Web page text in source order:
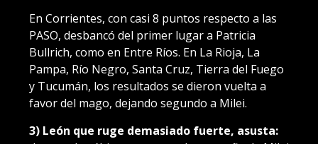
En Corrientes, con casi 8 puntos respecto a las
PASO, desbancó del primer lugar a Patricia
Bullrich, como en Entre Ríos. En La Rioja, La
Pampa, Río Negro, Santa Cruz, Tierra del Fuego
y Tucumán, los resultados se dieron vuelta a
favor del mago, dejando segundo a Milei.
3) León que ruge demasiado fuerte, asusta: